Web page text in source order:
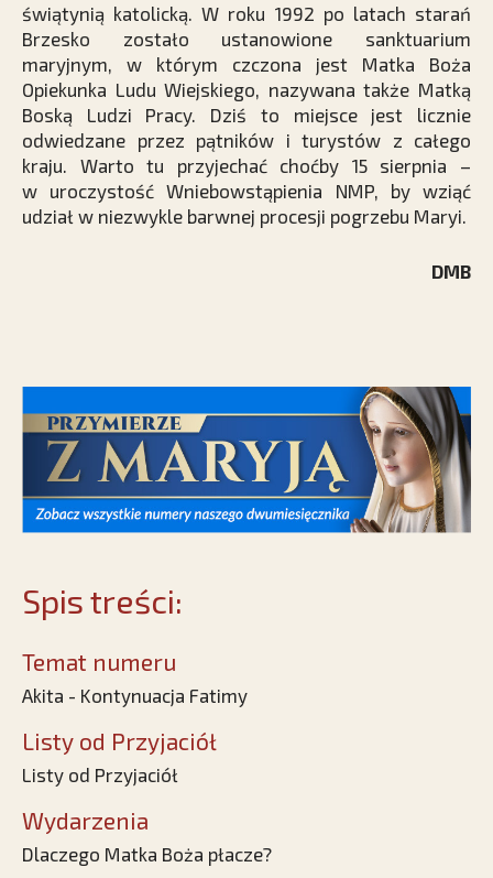
świątynią katolicką. W roku 1992 po latach starań
Brzesko zostało ustanowione sanktuarium
maryjnym, w którym czczona jest Matka Boża
Opiekunka Ludu Wiejskiego, nazywana także Matką
Boską Ludzi Pracy. Dziś to miejsce jest licznie
odwiedzane przez pątników i turystów z całego
kraju. Warto tu przyjechać choćby 15 sierpnia –
w uroczystość Wniebowstąpienia NMP, by wziąć
udział w niezwykle barwnej procesji pogrzebu Maryi.
DMB
Spis treści:
Temat numeru
Akita - Kontynuacja Fatimy
Listy od Przyjaciół
Listy od Przyjaciół
Wydarzenia
Dlaczego Matka Boża płacze?